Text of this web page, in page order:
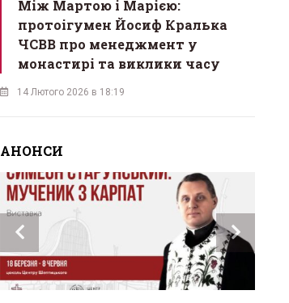
Між Мартою і Марією:
протоігумен Йосиф Кралька
ЧСВВ про менеджмент у
монастирі та виклики часу
14 Лютого 2026 в 18:19
АНОНСИ